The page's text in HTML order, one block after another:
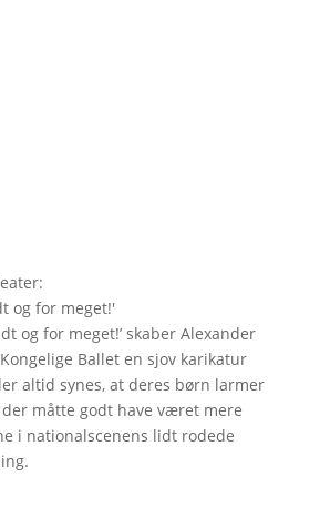
:
og for meget!'
og for meget!’ skaber Alexander
Ballet en sjov karikatur
altid synes, at deres børn larmer
måtte godt have været mere
i nationalscenens lidt rodede